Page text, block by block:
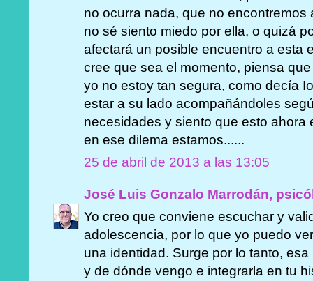
no ocurra nada, que no encontremos
no sé siento miedo por ella, o quizá
afectará un posible encuentro a esta
cree que sea el momento, piensa
yo no estoy tan segura, como decía
estar a su lado acompañándoles
necesidades y siento que esto ahora
en ese dilema estamos......
25 de abril de 2013 a las 13:05
José Luis Gonzalo Marrodán,
Yo creo que conviene escuchar y
adolescencia, por lo que yo puedo
una identidad. Surge por lo tanto,
y de dónde vengo e integrarla en tu